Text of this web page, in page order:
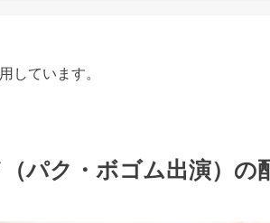
しています。
パク・ボゴム出演）の